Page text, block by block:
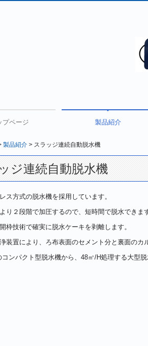
プページ 製品紹介
残水処理機「硬まるくん」
スラッジ連続自動脱水機
コンクリートくず破砕機
廃水処理装置
製品紹介 スラッジ連続自動脱水機
ジ連続自動脱水機
ス方式の脱水機を採用しています。
り２段階で加圧するので、短時間で脱水できま
枠技術で確実に脱水ケーキを剥離します。
装置により、ろ布表面のセメント分と裏面のカ
ンパクト型脱水機から、48㎥/H処理する大型